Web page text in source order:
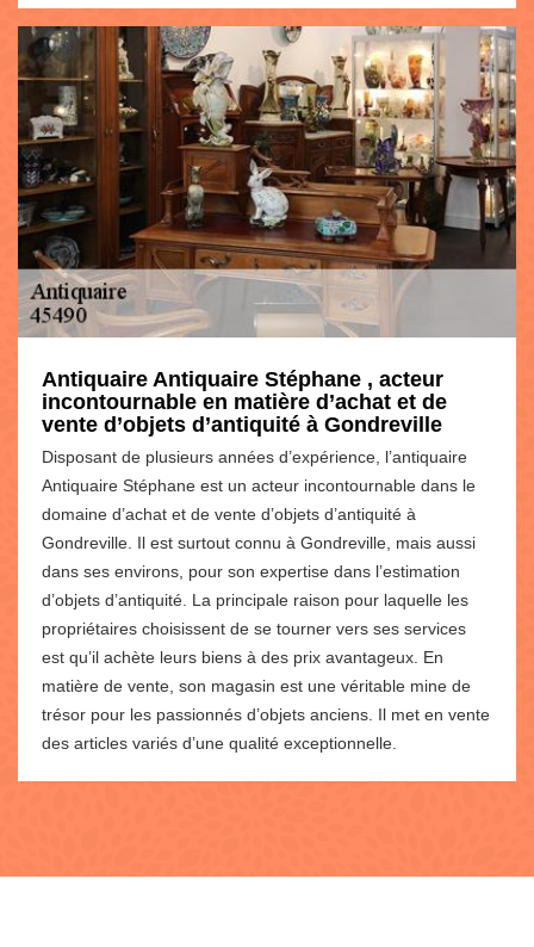
Antiquaire Antiquaire Stéphane , acteur
incontournable en matière d’achat et de
vente d’objets d’antiquité à Gondreville
Disposant de plusieurs années d’expérience, l’antiquaire
Antiquaire Stéphane est un acteur incontournable dans le
domaine d’achat et de vente d’objets d’antiquité à
Gondreville. Il est surtout connu à Gondreville, mais aussi
dans ses environs, pour son expertise dans l’estimation
d’objets d’antiquité. La principale raison pour laquelle les
propriétaires choisissent de se tourner vers ses services
est qu’il achète leurs biens à des prix avantageux. En
matière de vente, son magasin est une véritable mine de
trésor pour les passionnés d’objets anciens. Il met en vente
des articles variés d’une qualité exceptionnelle.